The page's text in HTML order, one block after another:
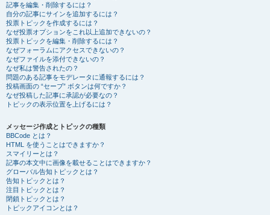
記事を編集・削除するには？
自分の記事にサインを追加するには？
投票トピックを作成するには？
なぜ投票オプションをこれ以上追加できないの？
投票トピックを編集・削除するには？
なぜフォーラムにアクセスできないの？
なぜファイルを添付できないの？
なぜ私は警告されたの？
問題のある記事をモデレータに通報するには？
投稿画面の “セーブ” ボタンは何ですか？
なぜ投稿した記事に承認が必要なの？
トピックの表示位置を上げるには？
メッセージ作成とトピックの種類
BBCode とは？
HTML を使うことはできますか？
スマイリーとは？
記事の本文中に画像を載せることはできますか？
グローバル告知トピックとは？
告知トピックとは？
注目トピックとは？
閉鎖トピックとは？
トピックアイコンとは？